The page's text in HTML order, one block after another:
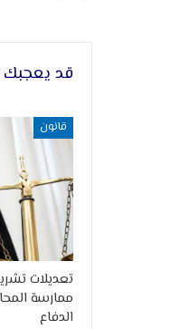
قد يعجبك
قانون
تعديلات
ممارسة
الدفاع